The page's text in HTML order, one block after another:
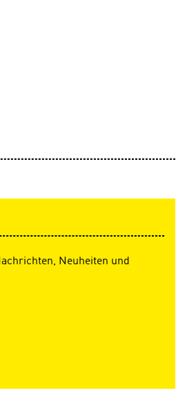
Neuheiten und